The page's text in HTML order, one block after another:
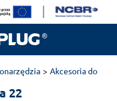
Akcesoria do
22